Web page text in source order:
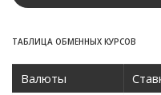
ТАБЛИЦА ОБМЕННЫХ КУРСОВ
Валюты